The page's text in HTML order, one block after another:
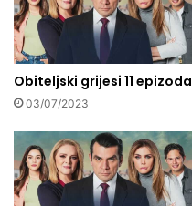
Obiteljski grijesi 11 epizoda
03/07/2023